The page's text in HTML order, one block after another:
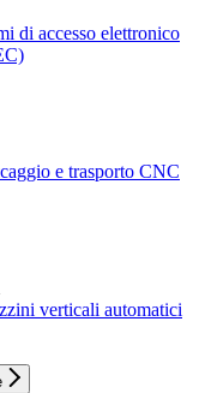
di accesso elettronico
e trasporto CNC
verticali automatici